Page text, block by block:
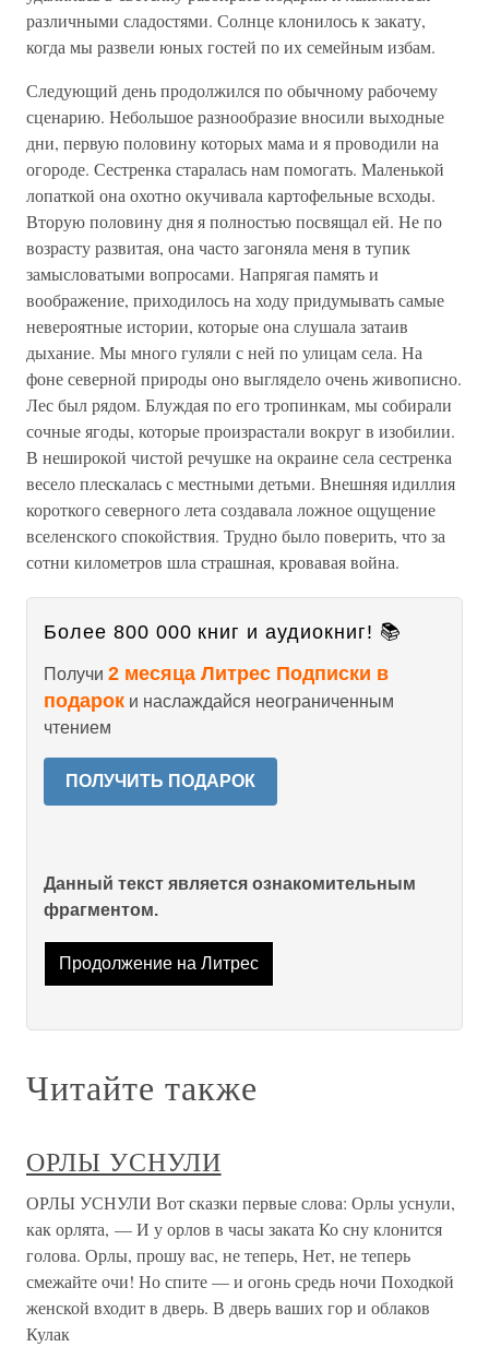
различными сладостями. Солнце клонилось к закату,
когда мы развели юных гостей по их семейным избам.
Следующий день продолжился по обычному рабочему
сценарию. Небольшое разнообразие вносили выходные
дни, первую половину которых мама и я проводили на
огороде. Сестренка старалась нам помогать. Маленькой
лопаткой она охотно окучивала картофельные всходы.
Вторую половину дня я полностью посвящал ей. Не по
возрасту развитая, она часто загоняла меня в тупик
замысловатыми вопросами. Напрягая память и
воображение, приходилось на ходу придумывать самые
невероятные истории, которые она слушала затаив
дыхание. Мы много гуляли с ней по улицам села. На
фоне северной природы оно выглядело очень живописно.
Лес был рядом. Блуждая по его тропинкам, мы собирали
сочные ягоды, которые произрастали вокруг в изобилии.
В неширокой чистой речушке на окраине села сестренка
весело плескалась с местными детьми. Внешняя идиллия
короткого северного лета создавала ложное ощущение
вселенского спокойствия. Трудно было поверить, что за
сотни километров шла страшная, кровавая война.
Более 800 000 книг и аудиокниг! 📚
Получи 2 месяца Литрес Подписки в
подарок и наслаждайся неограниченным
чтением
ПОЛУЧИТЬ ПОДАРОК
Данный текст является ознакомительным
фрагментом.
Продолжение на Литрес
Читайте также
ОРЛЫ УСНУЛИ
ОРЛЫ УСНУЛИ Вот сказки первые слова: Орлы уснули,
как орлята, — И у орлов в часы заката Ко сну клонится
голова. Орлы, прошу вас, не теперь, Нет, не теперь
смежайте очи! Но спите — и огонь средь ночи Походкой
женской входит в дверь. В дверь ваших гор и облаков
Кулак